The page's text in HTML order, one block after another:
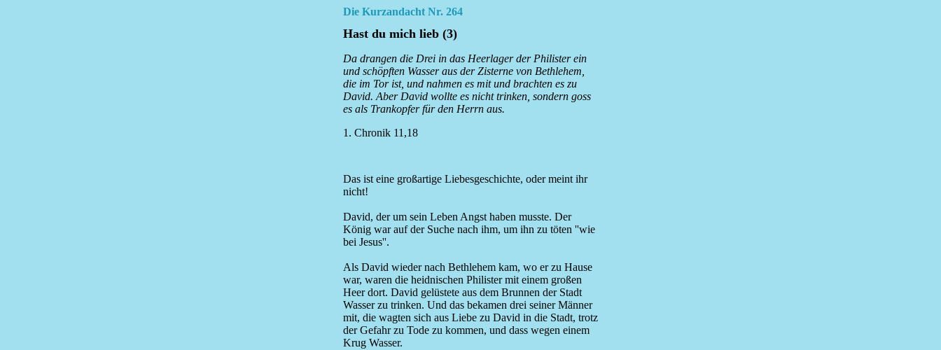
Die Kurzandacht Nr. 264
Hast du mich lieb (3)
Da drangen die Drei in das Heerlager der Philister ein
und schöpften Wasser aus der Zisterne von Bethlehem,
die im Tor ist, und nahmen es mit und brachten es zu
David. Aber David wollte es nicht trinken, sondern goss
es als Trankopfer für den Herrn aus.
1. Chronik 11,18
Das ist eine großartige Liebesgeschichte, oder meint ihr
nicht!
David, der um sein Leben Angst haben musste. Der
König war auf der Suche nach ihm, um ihn zu töten ''wie
bei Jesus''.
Als David wieder nach Bethlehem kam, wo er zu Hause
war, waren die heidnischen Philister mit einem großen
Heer dort. David gelüstete aus dem Brunnen der Stadt
Wasser zu trinken. Und das bekamen drei seiner Männer
mit, die wagten sich aus Liebe zu David in die Stadt, trotz
der Gefahr zu Tode zu kommen, und dass wegen einem
Krug Wasser.